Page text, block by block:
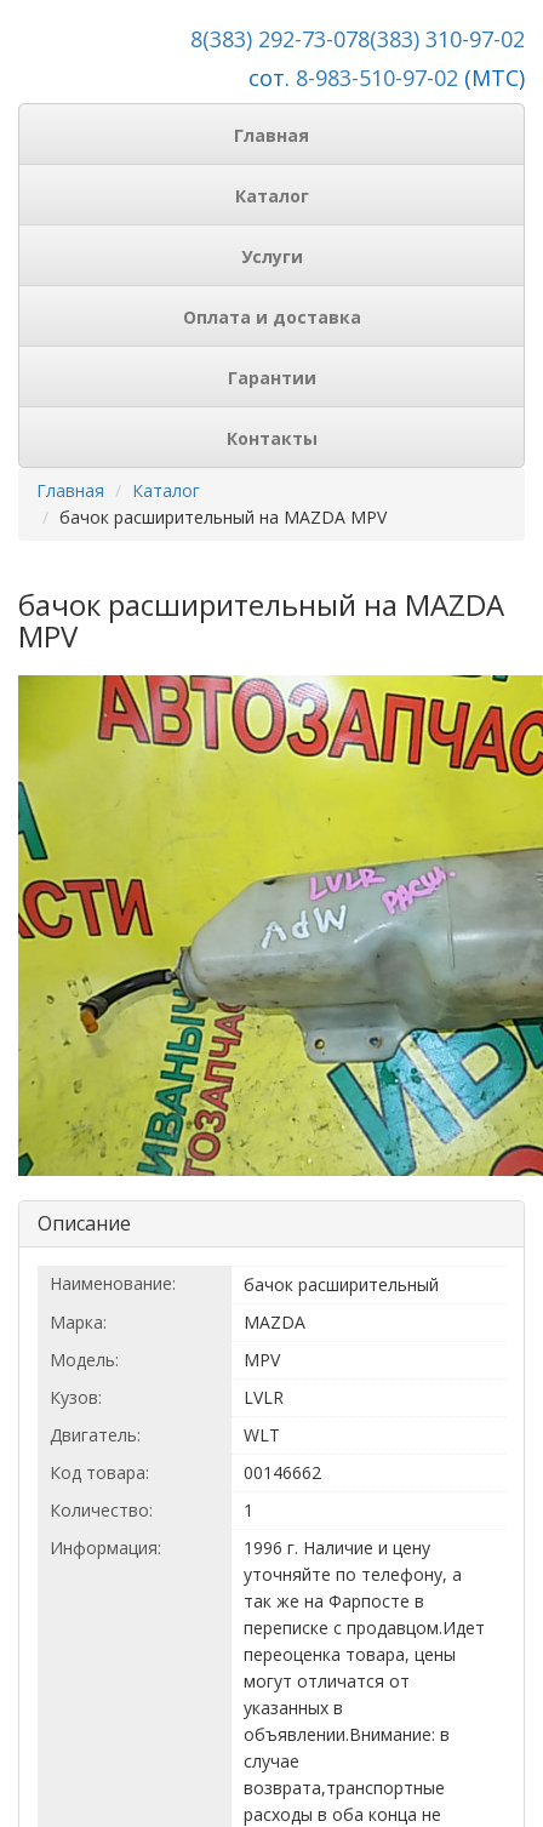
8(383) 310-97-02
8(383) 292-73-07
сот. 8-983-510-97-02 (МТС)
Главная
Каталог
Услуги
Оплата и доставка
Гарантии
Контакты
Главная
Каталог
бачок расширительный на MAZDA MPV
бачок расширительный на MAZDA
MPV
Описание
Наименование:
бачок расширительный
Марка:
MAZDA
Модель:
MPV
Кузов:
LVLR
Двигатель:
WLT
Код товара:
00146662
Количество:
1
Информация:
1996 г. Наличие и цену
уточняйте по телефону, а
так же на Фарпосте в
переписке с продавцом.Идет
переоценка товара, цены
могут отличатся от
указанных в
объявлении.Внимание: в
случае
возврата,транспортные
расходы в оба конца не